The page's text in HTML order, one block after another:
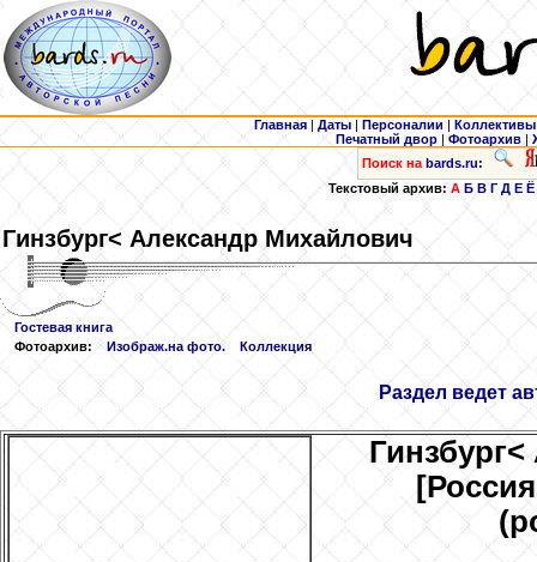
Главная | Даты | Персоналии | Коллективы
Печатный двор |Фотоархив |
Поиск на bards.ru:
Текстовый архив:А Б В Г Д Е Ё
Гинзбург< Александр Михайлович
Гостевая книга
Фотоархив:
Изображ.на фото. Коллекция
Раздел ведет
Гинзбург<